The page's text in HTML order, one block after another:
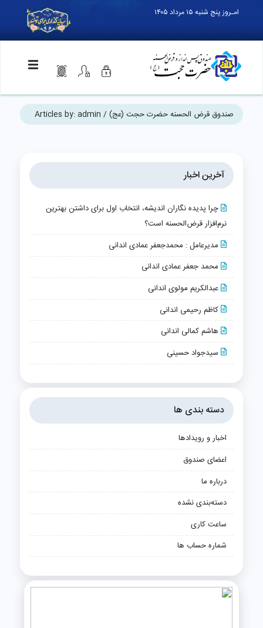
امـروز پنج شنبه ۱۵ مرداد ۱۴۰۵
صندوق قرض الحسنه حضرت حجت (عج)/
Articles by:admin
آخرین اخبار
چرا پدیده‌ نگاران اندیشه، انتخاب اول برای داشتن بهترین
نرم‌افزار قرض‌الحسنه است؟
مدیرعامل : محمدجعفر عمادی اندانی
محمد جعفر عمادی اندانی
عبدالکریم مولوی اندانی
کاظم رحیمی اندانی
هاشم کمالی اندانی
سیدجواد حسینی
دسته بندی ها
اخبار و رویدادها
اعضای صندوق
درباره ما
دسته‌بندی نشده
ساعت کاری
شماره حساب ها